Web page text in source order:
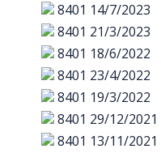
8401 14/7/2023
8401 21/3/2023
8401 18/6/2022
8401 23/4/2022
8401 19/3/2022
8401 29/12/2021
8401 13/11/2021